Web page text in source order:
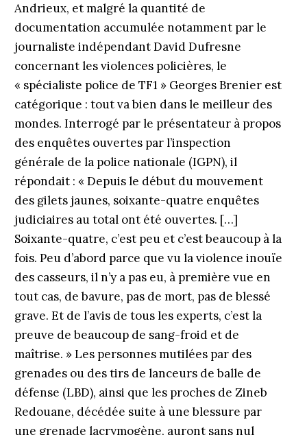
Andrieux, et malgré la quantité de
documentation accumulée notamment par le
journaliste indépendant David Dufresne
concernant les violences policières, le
« spécialiste police de TF1 » Georges Brenier est
catégorique : tout va bien dans le meilleur des
mondes. Interrogé par le présentateur à propos
des enquêtes ouvertes par l’inspection
générale de la police nationale (IGPN), il
répondait : « Depuis le début du mouvement
des gilets jaunes, soixante-quatre enquêtes
judiciaires au total ont été ouvertes. […]
Soixante-quatre, c’est peu et c’est beaucoup à la
fois. Peu d’abord parce que vu la violence inouïe
des casseurs, il n’y a pas eu, à première vue en
tout cas, de bavure, pas de mort, pas de blessé
grave. Et de l’avis de tous les experts, c’est la
preuve de beaucoup de sang-froid et de
maîtrise. » Les personnes mutilées par des
grenades ou des tirs de lanceurs de balle de
défense (LBD), ainsi que les proches de Zineb
Redouane, décédée suite à une blessure par
une grenade lacrymogène, auront sans nul